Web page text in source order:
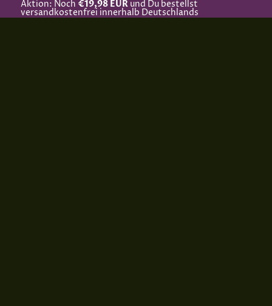
Aktion: Noch €19,98 EUR und Du bestellst
versandkostenfrei innerhalb Deutschlands